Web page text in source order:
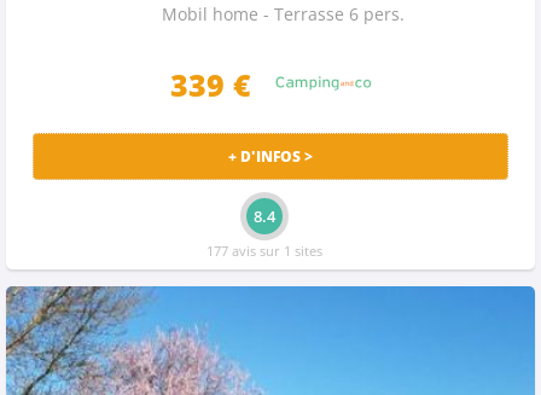
Mobil home - Terrasse 6 pers.
339 €
+ D'INFOS >
8.4
177 avis sur 1 sites